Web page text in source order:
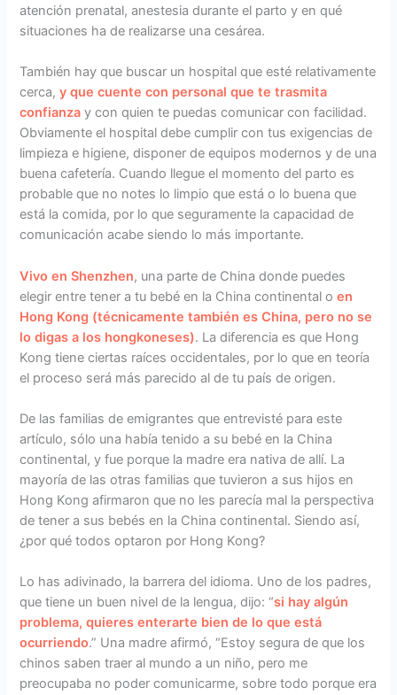
atención prenatal, anestesia durante el parto y en qué
situaciones ha de realizarse una cesárea.
También hay que buscar un hospital que esté relativamente
cerca,y que cuente con personal que te trasmita
confianza y con quien te puedas comunicar con facilidad.
Obviamente el hospital debe cumplir con tus exigencias de
limpieza e higiene, disponer de equipos modernos y de una
buena cafetería. Cuando llegue el momento del parto es
probable que no notes lo limpio que está o lo buena que
está la comida, por lo que seguramente la capacidad de
comunicación acabe siendo lo más importante.
Vivo en Shenzhen, una parte de China donde puedes
elegir entre tener a tu bebé en la China continental oen
Hong Kong (técnicamente también es China, pero no se
lo digas a los hongkoneses). La diferencia es que Hong
Kong tiene ciertas raíces occidentales, por lo que en teoría
el proceso será más parecido al de tu país de origen.
De las familias de emigrantes que entrevisté para este
artículo, sólo una había tenido a su bebé en la China
continental, y fue porque la madre era nativa de allí. La
mayoría de las otras familias que tuvieron a sus hijos en
Hong Kong afirmaron que no les parecía mal la perspectiva
de tener a sus bebés en la China continental. Siendo así,
¿por qué todos optaron por Hong Kong?
Lo has adivinado, la barrera del idioma. Uno de los padres,
que tiene un buen nivel de la lengua, dijo: “si hay algún
problema, quieres enterarte bien de lo que está
ocurriendo.” Una madre afirmó, “Estoy segura de que los
chinos saben traer al mundo a un niño, pero me
preocupaba no poder comunicarme, sobre todo porque era